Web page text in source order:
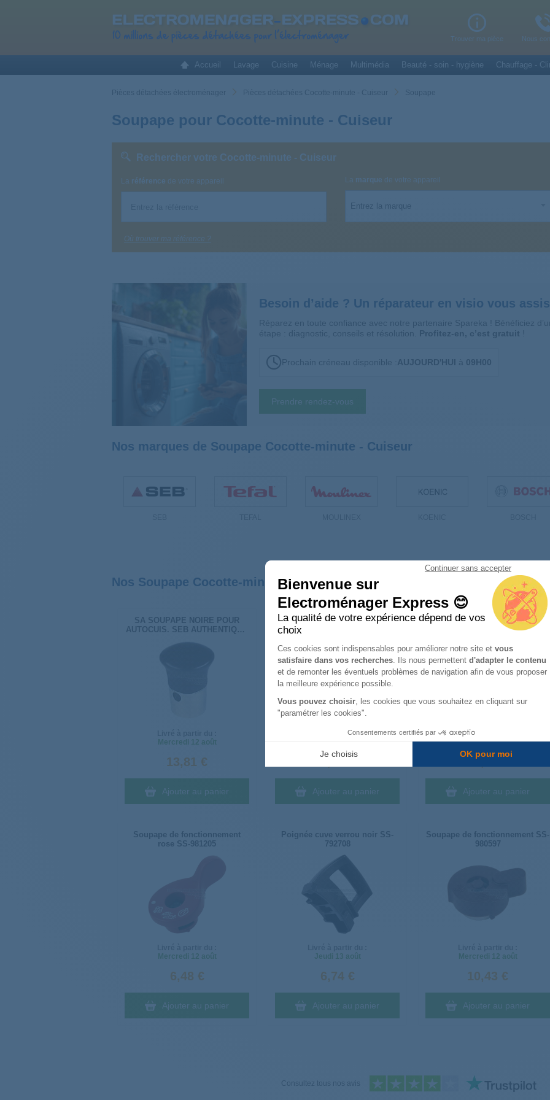
Continuer sans accepter
Bienvenue sur
Electroménager Express 😊
La qualité de votre expérience dépend de vos
choix
Plateforme de Gestion du
Ces cookies sont indispensables pour améliorer notre site et vous
satisfaire dans vos recherches . Ils nous permettent d'adapter le contenu
et de remonter les éventuels problèmes de navigation afin de vous proposer
la meilleure expérience possible.
Vous pouvez choisir , les cookies que vous souhaitez en cliquant sur
"paramétrer les cookies".
Consentements certifiés par
Je choisis OK pour moi
Axeptio consent
Trouver ma pièce Nous
Accueil Lavage Cuisine Ménage Multimédia Beauté - soin - hygiène Chauffage -
Pièces détachées électroménager Pièces détachées Cocotte-minute - Cuiseur Soupape
Soupape pour Cocotte-minute - Cuiseur
Rechercher votre Cocotte-minute - Cuiseur
La référence de votre appareil La marque de votre appareil
Entrez la marque
Où trouver ma référence ?
Besoin d’aide ? Un réparateur en visio vous
Réparez en toute confiance avec notre partenaire Spareka ! Bénéficiez
étape : diagnostic, conseils et résolution. Profitez-en, c’est gratuit
Prochain créneau disponible : AUJOURD'HUI à 09H00
Prendre rendez-vous
Nos marques de Soupape Cocotte-minute - Cuiseur
Nos Soupape Cocotte-minute - Cuiseur les plus remplacées
SA SOUPAPE NOIRE POUR
AUTOCUIS. SEB AUTHENTIQUE
Mercredi
12 août
13,81 €
Ajouter au panier
Soupape SS-993429
Livré à partir du :
Ajouter au panier
Soupape de fonctionnement SS-
Livré à partir du :
Mercredi12 août
10,39 €
Ajouter au panier
Soupape de fonctionnement
rose SS-981205
Mercredi
12 août
6,48 €
Ajouter au panier
Poignée cuve verrou noir SS-
792708
Jeudi
13 août
6,74 €
Ajouter au panier
Soupape de fonctionnement SS-
980597
Mercredi
12 août
10,43 €
Ajouter au panier
Consultez tous nos avis